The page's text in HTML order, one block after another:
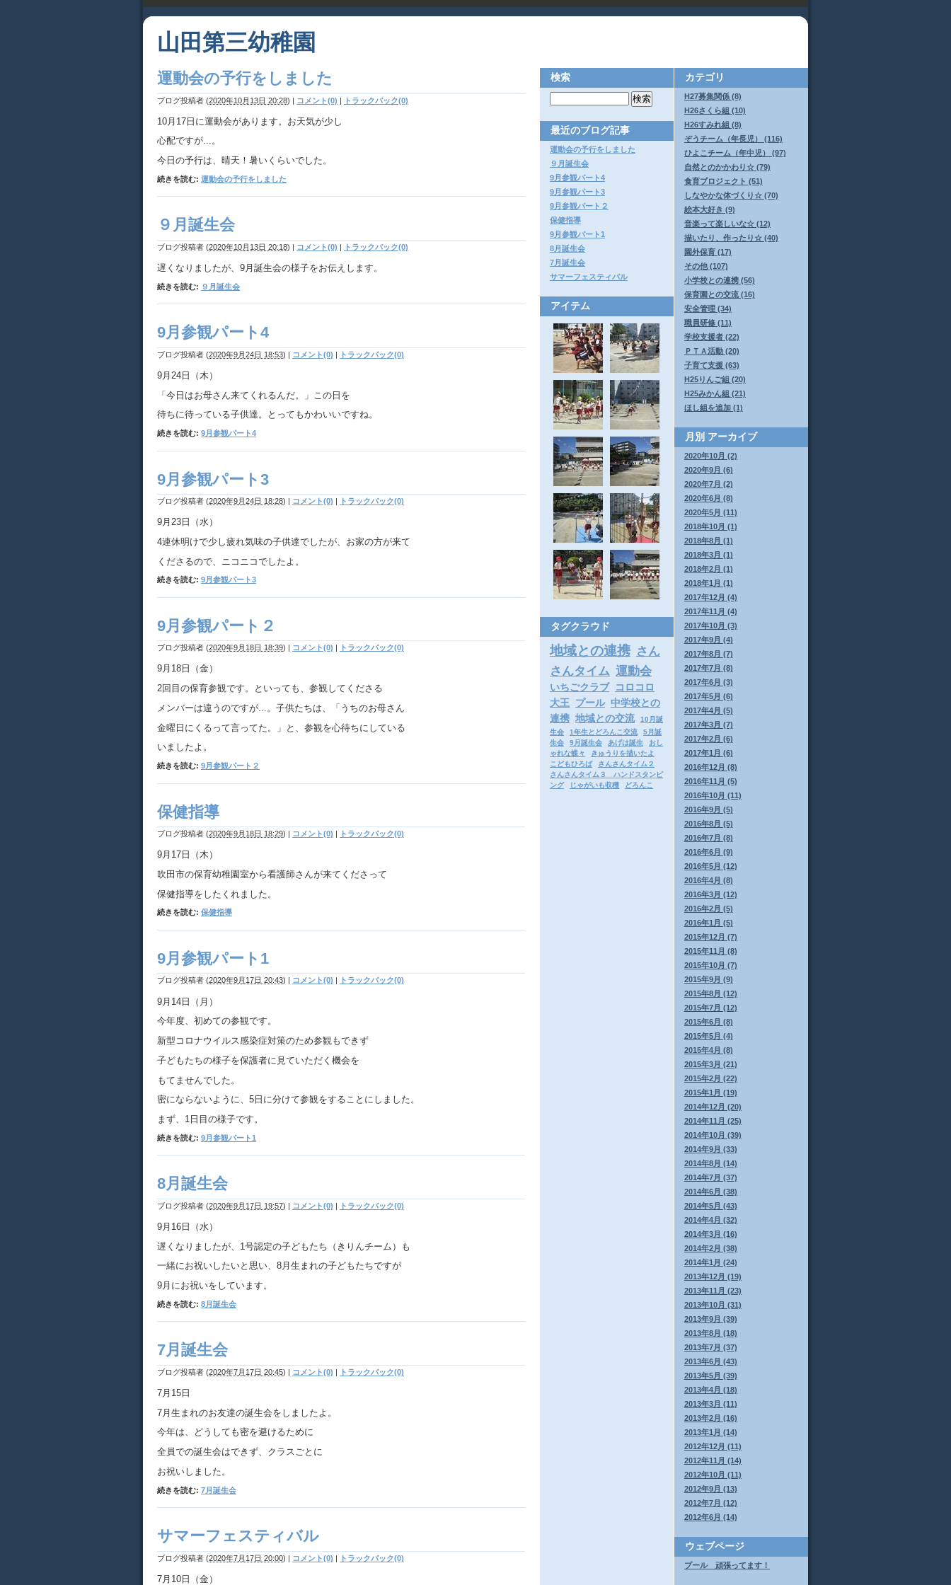
山田第三幼稚園
運動会の予行をしました
ブログ投稿者 (2020年10月13日 20:28) | コメント(0) | トラックバック(0)
10月17日に運動会があります。お天気が少し
心配ですが...。
今日の予行は、晴天！暑いくらいでした。
続きを読む: 運動会の予行をしました
９月誕生会
ブログ投稿者 (2020年10月13日 20:18) | コメント(0) | トラックバック(0)
遅くなりましたが、9月誕生会の様子をお伝えします。
続きを読む: ９月誕生会
9月参観パート4
ブログ投稿者 (2020年9月24日 18:53) | コメント(0) | トラックバック(0)
9月24日（木）
「今日はお母さん来てくれるんだ。」この日を
待ちに待っている子供達。とってもかわいいですね。
続きを読む: 9月参観パート4
9月参観パート3
ブログ投稿者 (2020年9月24日 18:28) | コメント(0) | トラックバック(0)
9月23日（水）
4連休明けで少し疲れ気味の子供達でしたが、お家の方が来て
くださるので、ニコニコでしたよ。
続きを読む: 9月参観パート3
9月参観パート２
ブログ投稿者 (2020年9月18日 18:39) コメント(0) トラックバック(0)
9月18日（金）
2回目の保育参観です。といっても、参観してくださる
メンバーは違うのですが...。子供たちは、「うちのお母さん
金曜日にくるって言ってた。」と、参観を心待ちにしている
いましたよ。
続きを読む: 9月参観パート２
保健指導
ブログ投稿者 (2020年9月18日 18:29) | コメント(0) | トラックバック(0)
9月17日（木）
吹田市の保育幼稚園室から看護師さんが来てくださって
保健指導をしたくれました。
続きを読む: 保健指導
9月参観パート1
ブログ投稿者 (2020年9月17日 20:43) コメント(0) トラックバック(0)
9月14日（月）
今年度、初めての参観です。
新型コロナウイルス感染症対策のため参観もできず
子どもたちの様子を保護者に見ていただく機会を
もてませんでした。
密にならないように、5日に分けて参観をすることにしました。
まず、1日目の様子です。
続きを読む: 9月参観パート1
8月誕生会
ブログ投稿者 (2020年9月17日 19:57) | コメント(0) | トラックバック(0)
9月16日（水）
遅くなりましたが、1号認定の子どもたち（きりんチーム）も
一緒にお祝いしたいと思い、8月生まれの子どもたちですが
9月にお祝いをしています。
続きを読む: 8月誕生会
7月誕生会
ブログ投稿者 (2020年7月17日 20:45) | コメント(0) | トラックバック(0)
7月15日
7月生まれのお友達の誕生会をしましたよ。
今年は、どうしても密を避けるために
全員での誕生会はできず、クラスごとに
お祝いしました。
続きを読む: 7月誕生会
サマーフェスティバル
ブログ投稿者 (2020年7月17日 20:00) | コメント(0) | トラックバック(0)
7月10日（金）
カテゴリ
H27募集関係 (8)
H26さくら組 (10)
H26すみれ組 (8)
ぞうチーム（年長児） (116)
ひよこチーム（年中児） (97)
自然とのかかわり☆ (79)
食育プロジェクト (51)
しなやかな体づくり☆ (70)
絵本大好き (9)
音楽って楽しいな☆ (12)
描いたり、作ったり☆ (40)
園外保育 (17)
その他 (107)
小学校との連携 (56)
保育園との交流 (16)
安全管理 (34)
職員研修 (11)
学校支援者 (22)
ＰＴＡ活動 (20)
子育て支援 (63)
H25りんご組 (20)
H25みかん組 (21)
ほし組を追加 (1)
月別 アーカイブ
2020年10月 (2)
2020年9月 (6)
2020年7月 (2)
2020年6月 (8)
2020年5月 (11)
2018年10月 (1)
2018年8月 (1)
2018年3月 (1)
2018年2月 (1)
2018年1月 (1)
2017年12月 (4)
2017年11月 (4)
2017年10月 (3)
2017年9月 (4)
2017年8月 (7)
2017年7月 (8)
2017年6月 (3)
2017年5月 (6)
2017年4月 (5)
2017年3月 (7)
2017年2月 (6)
2017年1月 (6)
2016年12月 (8)
2016年11月 (5)
2016年10月 (11)
2016年9月 (5)
2016年8月 (5)
2016年7月 (8)
2016年6月 (9)
2016年5月 (12)
2016年4月 (8)
2016年3月 (12)
2016年2月 (5)
2016年1月 (5)
2015年12月 (7)
2015年11月 (8)
2015年10月 (7)
2015年9月 (9)
2015年8月 (12)
2015年7月 (12)
2015年6月 (8)
2015年5月 (4)
2015年4月 (8)
2015年3月 (21)
2015年2月 (22)
2015年1月 (19)
2014年12月 (20)
2014年11月 (25)
2014年10月 (39)
2014年9月 (33)
2014年8月 (14)
2014年7月 (37)
2014年6月 (38)
2014年5月 (43)
2014年4月 (32)
2014年3月 (16)
2014年2月 (38)
2014年1月 (24)
2013年12月 (19)
2013年11月 (23)
2013年10月 (31)
2013年9月 (39)
2013年8月 (18)
2013年7月 (37)
2013年6月 (43)
2013年5月 (39)
2013年4月 (18)
2013年3月 (11)
2013年2月 (16)
2013年1月 (14)
2012年12月 (11)
2012年11月 (14)
2012年10月 (11)
2012年9月 (13)
2012年7月 (12)
2012年6月 (14)
ウェブページ
プール 頑張ってます！
検索
最近のブログ記事
運動会の予行をしました
９月誕生会
9月参観パート4
9月参観パート3
9月参観パート２
保健指導
9月参観パート1
8月誕生会
7月誕生会
サマーフェスティバル
アイテム
タグクラウド
地域との連携 さん
さんタイム 運動会
いちごクラブ
コロコロ
大王 プール 中学校との
連携 地域との交流
10月誕
生会
1年生とどろんこ交流
5月誕
生会
9月誕生会 あげは誕生
おし
ゃれな蝶々
きゅうりを描いたよ
こどもひろば
さんさんタイム２
さんさんタイム３ ハンドスタンピ
ング
じゃがいも収穫 どろんこ